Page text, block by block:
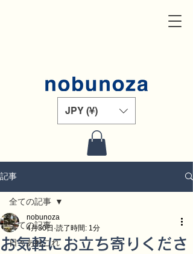
JPY (¥)
記事
全ての記事
日々あれこれ
全ての記事
お気軽にお立ち寄りくださ
nobunoza
4月30日 読了時間: 1分